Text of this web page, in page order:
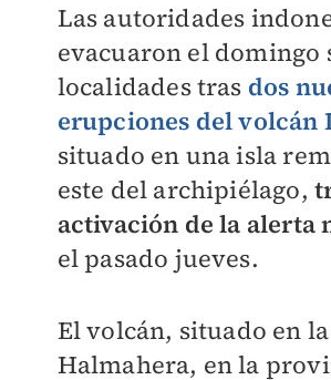
Las autoridades
evacuaron el domingo
localidades tras dos
erupciones del volcán
situado en una isla
este del archipiélago,
activación de la alerta
el pasado jueves.
El volcán, situado en
Halmahera, en la